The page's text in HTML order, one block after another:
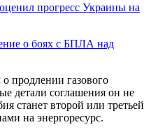
прогресс Украины на
о боях с БПЛА над
продлении газового
детали соглашения он не
станет второй или третьей
на энергоресурс.